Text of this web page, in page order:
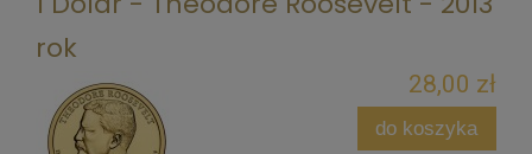
rok
28,00 zł
do koszyka